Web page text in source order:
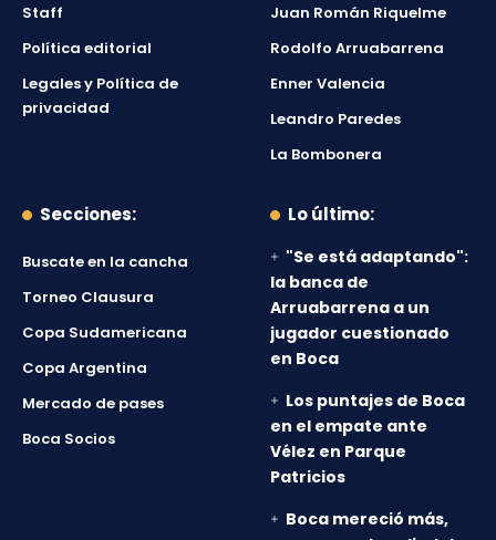
Staff
Política editorial
Legales y Política de
privacidad
Juan Román Riquelme
Rodolfo Arruabarrena
Enner Valencia
Leandro Paredes
La Bombonera
Secciones:
Buscate en la cancha
Torneo Clausura
Copa Sudamericana
Copa Argentina
Mercado de pases
Boca Socios
Lo último:
"Se está adaptando":
la banca de
Arruabarrena a un
jugador cuestionado
en Boca
Los puntajes de Boca
en el empate ante
Vélez en Parque
Patricios
Boca mereció más,